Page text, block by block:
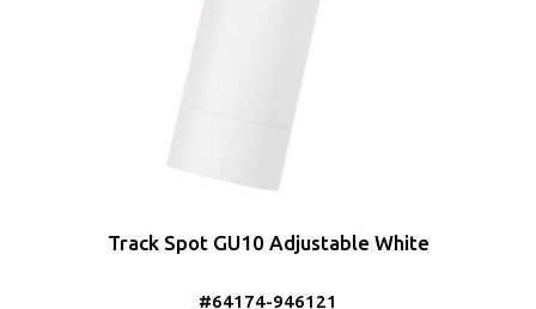
Track Spot GU10 Adjustable White
#64174-946121